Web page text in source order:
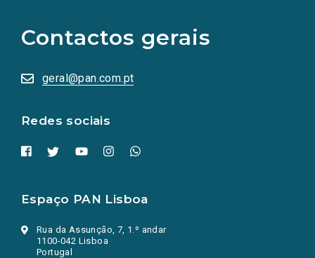
Contactos gerais
geral@pan.com.pt
Redes sociais
redes
sociais
numa
nova
Espaço PAN Lisboa
Rua da Assunção, 7, 1.º andar
1100-042 Lisboa
Portugal